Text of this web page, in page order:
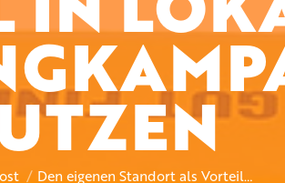
Sie befinden sich hier:
Den eigenen Standort als Vorteil…